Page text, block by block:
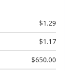
$1.29
$1.17
$650.00